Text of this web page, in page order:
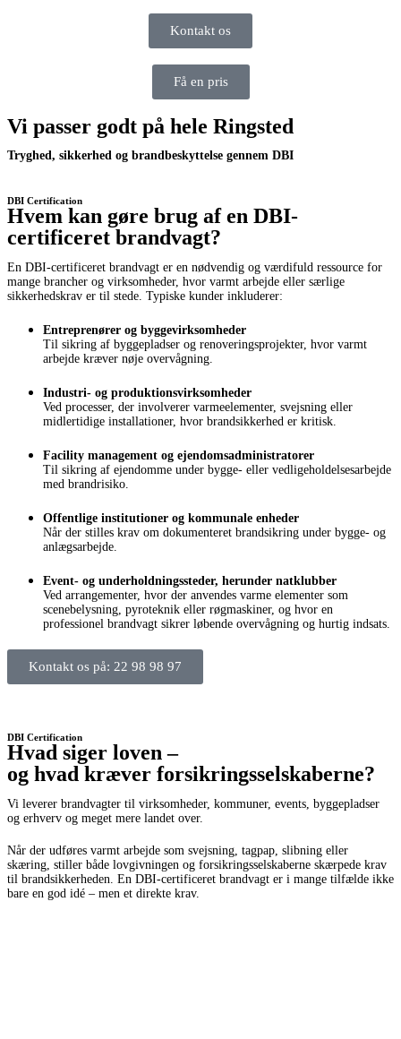
Kontakt os
Få en pris
Vi passer godt på hele Ringsted
Tryghed, sikkerhed og brandbeskyttelse gennem DBI
DBI Certification
Hvem kan gøre brug af en DBI-
certificeret brandvagt?
En DBI-certificeret brandvagt er en nødvendig og værdifuld ressource for
mange brancher og virksomheder, hvor varmt arbejde eller særlige
sikkerhedskrav er til stede. Typiske kunder inkluderer:
Entreprenører og byggevirksomheder
Til sikring af byggepladser og renoveringsprojekter, hvor varmt
arbejde kræver nøje overvågning.
Industri- og produktionsvirksomheder
Ved processer, der involverer varmeelementer, svejsning eller
midlertidige installationer, hvor brandsikkerhed er kritisk.
Facility management og ejendomsadministratorer
Til sikring af ejendomme under bygge- eller vedligeholdelsesarbejde
med brandrisiko.
Offentlige institutioner og kommunale enheder
Når der stilles krav om dokumenteret brandsikring under bygge- og
anlægsarbejde.
Event- og underholdningssteder, herunder natklubber
Ved arrangementer, hvor der anvendes varme elementer som
scenebelysning, pyroteknik eller røgmaskiner, og hvor en
professionel brandvagt sikrer løbende overvågning og hurtig indsats.
Kontakt os på: 22 98 98 97
DBI Certification
Hvad siger loven –
og hvad kræver forsikringsselskaberne?
Vi leverer brandvagter til virksomheder, kommuner, events, byggepladser
og erhverv og meget mere landet over.
Når der udføres varmt arbejde som svejsning, tagpap, slibning eller
skæring, stiller både lovgivningen og forsikringsselskaberne skærpede krav
til brandsikkerheden. En DBI-certificeret brandvagt er i mange tilfælde ikke
bare en god idé – men et direkte krav.